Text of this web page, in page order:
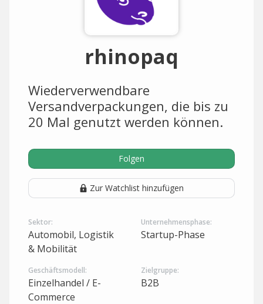
rhinopaq
Wiederverwendbare
Versandverpackungen, die bis zu
20 Mal genutzt werden können.
Folgen
Zur Watchlist hinzufügen
Sektor:
Automobil, Logistik
& Mobilität
Unternehmensphase:
Startup-Phase
Geschäftsmodell:
Einzelhandel / E-
Commerce
Zielgruppe:
B2B